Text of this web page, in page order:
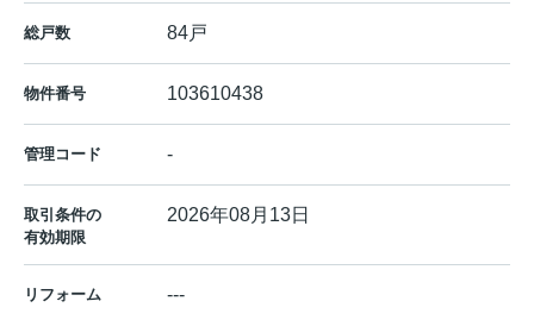
総戸数 84戸
物件番号 103610438
管理コード -
取引条件の
有効期限
2026年08月13日
リフォーム ---